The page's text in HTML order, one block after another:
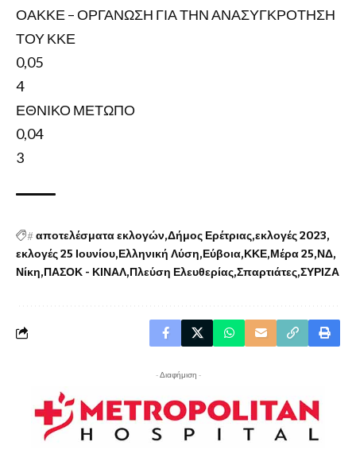
ΟΑΚΚΕ – ΟΡΓΑΝΩΣΗ ΓΙΑ ΤΗΝ ΑΝΑΣΥΓΚΡΟΤΗΣΗ
ΤΟΥ ΚΚΕ
0,05
4
ΕΘΝΙΚΟ ΜΕΤΩΠΟ
0,04
3
#αποτελέσματα εκλογών Δήμος Ερέτριας εκλογές 2023
εκλογές 25 Ιουνίου Ελληνική Λύση Εύβοια ΚΚΕ Μέρα 25 ΝΔ
Νίκη ΠΑΣΟΚ - ΚΙΝΑΛ Πλεύση Ελευθερίας Σπαρτιάτες ΣΥΡΙΖΑ
- Διαφήμιση -